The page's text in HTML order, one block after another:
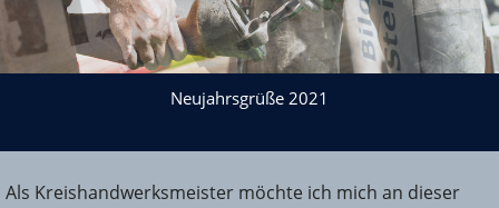
Neujahrsgrüße 2021
Als Kreishandwerksmeister möchte ich mich an dieser